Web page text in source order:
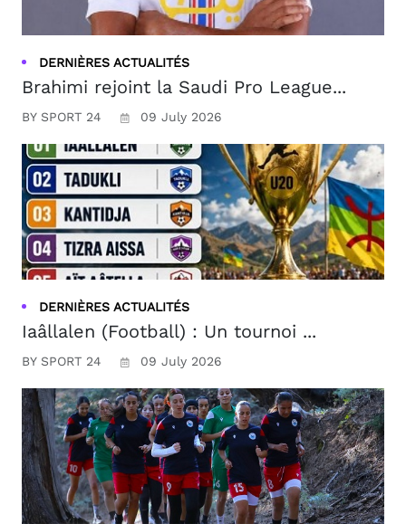
DERNIÈRES ACTUALITÉS
Brahimi rejoint la Saudi Pro League...
BY SPORT 24 09 July 2026
DERNIÈRES ACTUALITÉS
Iaâllalen (Football) : Un tournoi ...
BY SPORT 24 09 July 2026